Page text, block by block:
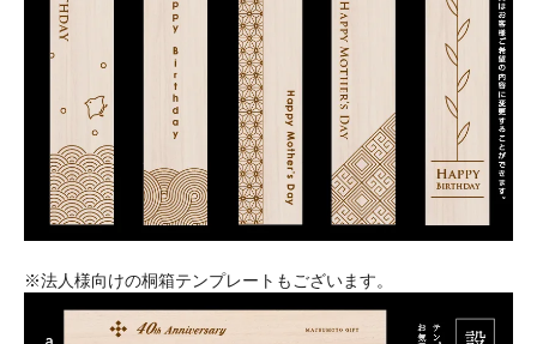
※法人様向けの桐箱テンプレートもございます。